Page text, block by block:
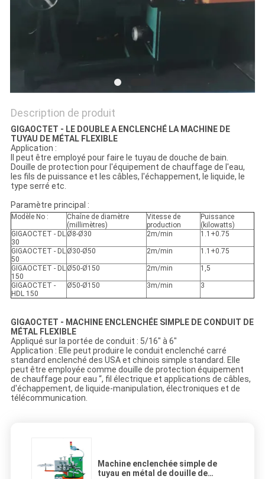
CONFIDENTIALITÉ
Description de produit
GIGAOCTET - LE DOUBLE A ENCLENCHÉ LA MACHINE DE
TUYAU DE MÉTAL FLEXIBLE
Application :
Il peut être employé pour faire le tuyau de douche de bain.
Douille de protection pour l'équipement de chauffage de l'eau,
les fils de puissance et les câbles, l'échappement, le liquide, le
type serré etc.
Paramètre principal :
Modèle No :
Chaîne de diamètre
(millimètres)
Vitesse de
production
Puissance
(kilowatts)
GIGAOCTET - DL
30
Ø8-Ø30 2m/min 1.1+0.75
GIGAOCTET - DL
50
Ø30-Ø50 2m/min 1.1+0.75
GIGAOCTET - DL
150
Ø50-Ø150 2m/min 1,5
GIGAOCTET -
HDL 150
Ø50-Ø150 3m/min 3
GIGAOCTET - MACHINE ENCLENCHÉE SIMPLE DE CONDUIT DE
MÉTAL FLEXIBLE
Appliqué sur la portée de conduit : 5/16" à 6"
Application : Elle peut produire le conduit enclenché carré
standard enclenché des USA et chinois simple standard. Elle
peut être employée comme douille de protection équipement
de chauffage pour eau “, fil électrique et applications de câbles,
d'échappement, de liquide-manipulation, électroniques et de
télécommunication.
Machine enclenchée simple de
tuyau en métal de douille de